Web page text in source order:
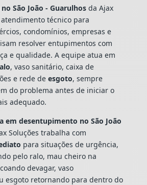
São João - Guarulhosda Ajax
técnico para
condomínios, empresas e
resolver entupimentos com
e qualidade. A equipe atua em
, vaso sanitário, caixa de
e rede de esgoto, sempre
do problema antes de iniciar o
adequado.
em desentupimento no São João
Soluções trabalha com
para situações de urgência,
pelo ralo, mau cheiro na
devagar, vaso
esgoto retornando para dentro do